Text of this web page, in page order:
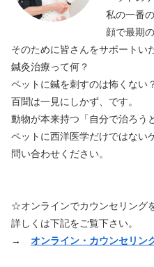
私の一番
顔で最期
そのために皆さんをサポートい
鍼灸治療って何？
ペットに鍼を刺すのは怖くない
百聞は一見にしかず、です。
動物が本来持つ「自分で治ろう
ペットに西洋医学だけではない
問い合わせください。
☆オンラインでカウンセリング
詳しくは下記をご覧下さい。
→ オンライン・カウンセリン